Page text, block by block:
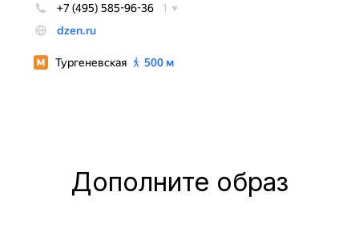
Дополните образ